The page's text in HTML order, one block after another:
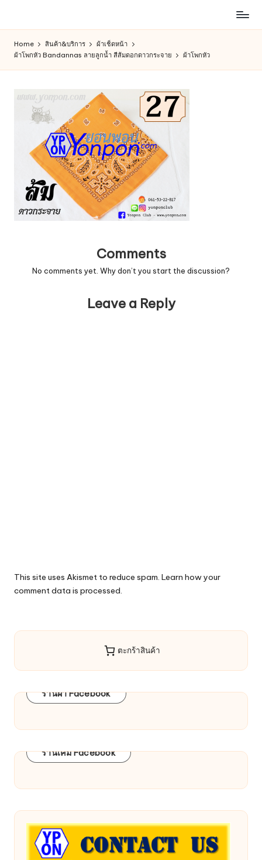
content
สินค้า
Home สินค้า&บริการ
ผ้าเช็ดหน้า
ผ้าโพกหัว Bandannas ลายลูกน้ำ สีส้มดอกดาวกระจาย
ผ้าโพกหัว
Comments
No comments yet. Why don’t you start the discussion?
Leave a Reply
This site uses Akismet to reduce spam. Learn how your
comment data is processed.
ตะกร้าสินค้า
ร้านผ้า Facebook
ร้านเคมี Facebook